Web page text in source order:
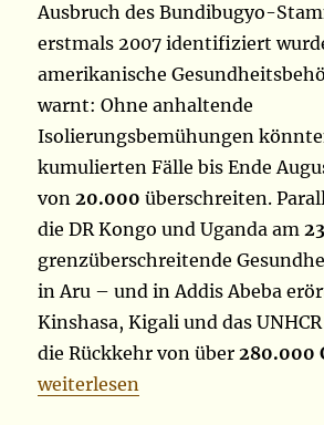
Ausbruch des Bundibugyo-
erstmals 2007 identifiziert
amerikanische
warnt: Ohne anhaltende
Isolierungsbemühungen
kumulierten Fälle bis Ende
von20.000 überschreiten.
die DR Kongo und Uganda am
grenzüberschreitende
in Aru – und in Addis Abeba
Kinshasa, Kigali und das
die Rückkehr von über280.000
„23.06.2026“
weiterlesen